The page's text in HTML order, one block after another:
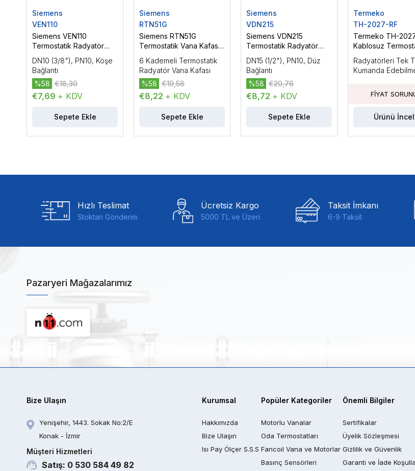
Siemens
VEN110
Siemens VEN110
Termostatik Radyatör
Vana Gövdesi, Köşe
Bağlantı, DN10 (3/8")
DN10 (3/8"), PN10, Köşe
Bağlantı
€7,69 + KDV
%58 €18,30
Sepete Ekle
Siemens
RTN51G
Siemens RTN51G
Termostatik Vana Kafası,
6 Kademeli Termostatik
Radyatör Vana Kafası
€8,22 + KDV
%58 €19,58
Sepete Ekle
Siemens
VDN215
Siemens VDN215
Termostatik Radyatör
Vana Gövdesi, Düz
Bağlantı, DN15 (1/2")
DN15 (1/2"), PN10, Düz
Bağlantı
€8,72 + KDV
%58 €20,76
Sepete Ekle
Termeko
TH-2027-RF
Termeko TH-
Kablosuz
Paneli
Radyatörleri Tek
Kumanda
Programlı, LCD
LED Aydınlatmalı
Ürünü
Hızlı Teslimat
Stoktan Gönderim
Ücretsiz Kargo
5000 TL ve Üzeri
Taksit İmkanı
6-9 Taksit
Pazaryeri Mağazalarımız
Bize Ulaşın
Yenişehir, 1443. Sokak No:2/E
Konak - İzmir
Müşteri Hizmetleri
Satış: 0 530 584 49 82
Kurumsal
Hakkımızda
Bize Ulaşın
Isı Pay Ölçer S.S.S
Popüler Kategoriler
Motorlu Vanalar
Oda Termostatları
Fancoil Vana ve Motorlar
Basınç Sensörleri
Önemli Bilgiler
Sertifikalar
Üyelik Sözleşmesi
Gizlilik ve Güvenlik
Garanti ve İade